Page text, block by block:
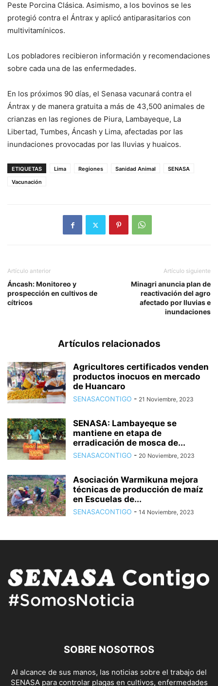
Peste Porcina Clásica. Asimismo, a los bovinos se les
protegió contra el Ántrax y aplicó antiparasitarios con
multivitamínicos.
Los pobladores recibieron información y recomendaciones
sobre cada una de las enfermedades.
En los próximos 90 días, el Senasa vacunará contra el
Ántrax y de manera gratuita a más de 43,500 animales de
crianzas en las regiones de Piura, Lambayeque, La
Libertad, Tumbes, Áncash y Lima, afectadas por las
inundaciones provocadas por las lluvias y huaicos.
ETIQUETAS Lima Regiones Sanidad Animal
SENASA
Vacunación
Artículo anterior
Áncash: Monitoreo y
prospección en cultivos de
cítricos
Artículo siguiente
Minagri anuncia plan de
reactivación del agro
afectado por lluvias e
inundaciones
Artículos relacionados
Agricultores certificados venden
productos inocuos en mercado
de Huancaro
SENASACONTIGO - 21 Noviembre, 2023
SENASA: Lambayeque se
mantiene en etapa de
erradicación de mosca de...
SENASACONTIGO - 20 Noviembre, 2023
Asociación Warmikuna mejora
técnicas de producción de maíz
en Escuelas de...
SENASACONTIGO - 14 Noviembre, 2023
SOBRE NOSOTROS
Al alcance de sus manos, las noticias sobre el trabajo del
SENASA para controlar plagas en cultivos, enfermedades